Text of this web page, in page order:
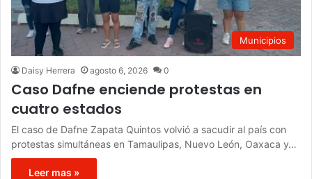
Municipios
Daisy Herrera agosto 6, 2026 0
Caso Dafne enciende protestas en
cuatro estados
El caso de Dafne Zapata Quintos volvió a sacudir al país con
protestas simultáneas en Tamaulipas, Nuevo León, Oaxaca y…
Leer mas »